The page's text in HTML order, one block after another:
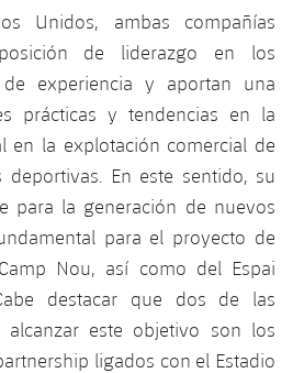
Unidos, ambas compañías
de liderazgo en los
experiencia y aportan una
prácticas y tendencias en la
en la explotación comercial de
deportivas. En este sentido, su
para la generación de nuevos
para el proyecto de
Nou, así como del Espai
destacar que dos de las
alcanzar este objetivo son los
ligados con el Estadio